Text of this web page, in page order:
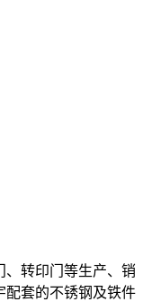
、转印门等生产、销
配套的不锈钢及铁件